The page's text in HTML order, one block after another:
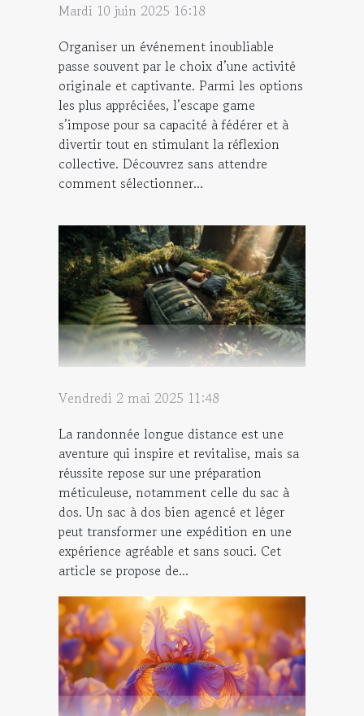
Mardi 10 juin 2025 16:18
Organiser un événement inoubliable
passe souvent par le choix d’une activité
originale et captivante. Parmi les options
les plus appréciées, l’escape game
s’impose pour sa capacité à fédérer et à
divertir tout en stimulant la réflexion
collective. Découvrez sans attendre
comment sélectionner...
Vendredi 2 mai 2025 11:48
La randonnée longue distance est une
aventure qui inspire et revitalise, mais sa
réussite repose sur une préparation
méticuleuse, notamment celle du sac à
dos. Un sac à dos bien agencé et léger
peut transformer une expédition en une
expérience agréable et sans souci. Cet
article se propose de...